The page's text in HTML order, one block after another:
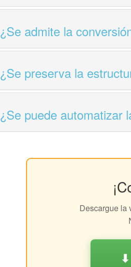
¿Se admite la
¿Se preserva la
¿Se puede automatizar
Descargue la